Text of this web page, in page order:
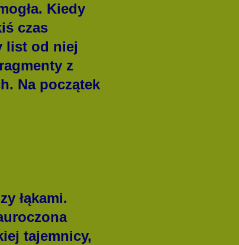
Kiedy
czas
list od niej
z
Na początek
łąkami.
tajemnicy,